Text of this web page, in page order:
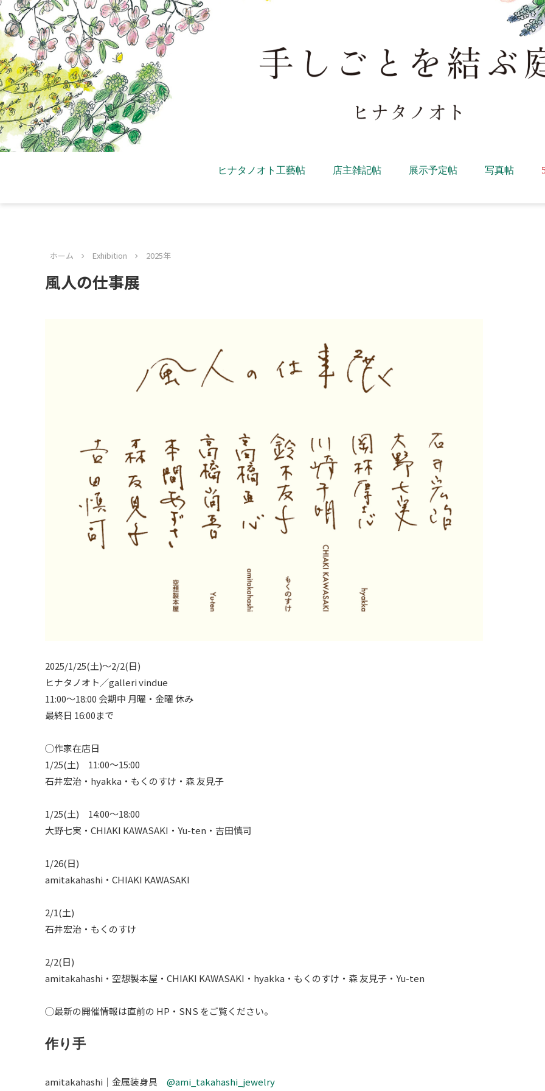
ヒナタノオト工藝帖 店主雑記帖 展示予定帖 写真帖
ホーム Exhibition 2025年
風人の仕事展
2025/1/25(土)〜2/2(日)
ヒナタノオト／galleri vindue
11:00～18:00 会期中 月曜・金曜 休み
最終日 16:00まで
◯作家在店日
1/25(土) 11:00〜15:00
石井宏治・hyakka・もくのすけ・森 友見子
1/25(土) 14:00〜18:00
大野七実・CHIAKI KAWASAKI・Yu-ten・吉田慎司
1/26(日)
amitakahashi・CHIAKI KAWASAKI
2/1(土)
石井宏治・もくのすけ
2/2(日)
amitakahashi・空想製本屋・CHIAKI KAWASAKI・hyakka・もくのすけ・森 友見子・Yu-ten
◯最新の開催情報は直前の HP・SNS をご覧ください。
作り手
amitakahashi｜金属装身具 @ami_takahashi_jewelry